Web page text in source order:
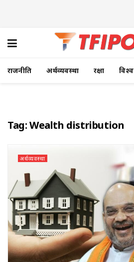
राजनीति अर्थव्यवस्था रक्षा विश्व
Tag:Wealth distribution
अर्थव्यवस्था